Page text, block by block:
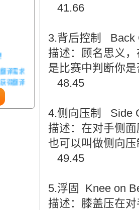
译需求
得翻译
量。从
条件，
择。
41.66
3.背后控制 Back
描述：顾名思义
是比赛中判断你
48.45
4.侧向压制 Side
描述：在对手侧
也可以叫做侧向
49.45
5.浮固 Knee on
描述：膝盖压在